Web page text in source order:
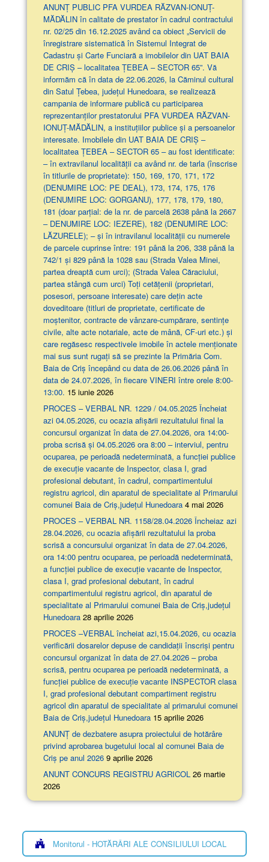
ANUNŢ PUBLIC PFA VURDEA RĂZVAN-IONUȚ-
MĂDĂLIN în calitate de prestator în cadrul contractului
nr. 02/25 din 16.12.2025 având ca obiect „Servicii de
înregistrare sistematică în Sistemul Integrat de
Cadastru și Carte Funciară a imobilelor din UAT BAIA
DE CRIȘ – localitatea ȚEBEA – SECTOR 65”. Vă
informăm că în data de 22.06.2026, la Căminul cultural
din Satul Țebea, județul Hunedoara, se realizează
campania de informare publică cu participarea
reprezentanților prestatorului PFA VURDEA RĂZVAN-
IONUȚ-MĂDĂLIN, a instituțiilor publice și a persoanelor
interesate. Imobilele din UAT BAIA DE CRIȘ –
localitatea ȚEBEA – SECTOR 65 – au fost identificate:
– în extravilanul localităţii ca având nr. de tarla (înscrise
în titlurile de proprietate): 150, 169, 170, 171, 172
(DENUMIRE LOC: PE DEAL), 173, 174, 175, 176
(DENUMIRE LOC: GORGANU), 177, 178, 179, 180,
181 (doar parţial: de la nr. de parcelă 2638 până la 2667
– DENUMIRE LOC: IEZERE), 182 (DENUMIRE LOC:
LĂZURELE); – și în intravilanul localității cu numerele
de parcele cuprinse între: 191 până la 206, 338 până la
742/1 și 829 până la 1028 sau (Strada Valea Minei,
partea dreaptă cum urci); (Strada Valea Căraciului,
partea stângă cum urci) Toți cetățenii (proprietari,
posesori, persoane interesate) care dețin acte
doveditoare (titluri de proprietate, certificate de
moștenitor, contracte de vânzare-cumpărare, sentințe
civile, alte acte notariale, acte de mână, CF-uri etc.) și
care regăsesc respectivele imobile în actele menționate
mai sus sunt rugați să se prezinte la Primăria Com.
Baia de Criș începând cu data de 26.06.2026 până în
data de 24.07.2026, în fiecare VINERI între orele 8:00-
13:00. 15 iunie 2026
PROCES – VERBAL NR. 1229 / 04.05.2025 Încheiat
azi 04.05.2026, cu ocazia afişării rezultatului final la
concursul organizat în data de 27.04.2026, ora 14:00-
proba scrisă şi 04.05.2026 ora 8:00 – interviul, pentru
ocuparea, pe perioadă nedeterminată, a funcției publice
de execuție vacante de Inspector, clasa I, grad
profesional debutant, în cadrul, compartimentului
registru agricol, din aparatul de specialitate al Primarului
comunei Baia de Criș,județul Hunedoara 4 mai 2026
PROCES – VERBAL NR. 1158/28.04.2026 Încheiaz azi
28.04.2026, cu ocazia afişării rezultatului la proba
scrisă a concursului organizat în data de 27.04.2026,
ora 14:00 pentru ocuparea, pe perioadă nedeterminată,
a funcției publice de execuție vacante de Inspector,
clasa I, grad profesional debutant, în cadrul
compartimentului registru agricol, din aparatul de
specialitate al Primarului comunei Baia de Criș,județul
Hunedoara 28 aprilie 2026
PROCES –VERBAL încheiat azi,15.04.2026, cu ocazia
verificării dosarelor depuse de candidații înscriși pentru
concursul organizat în data de 27.04.2026 – proba
scrisă, pentru ocuparea pe perioadă nedeterminată, a
funcției publice de execuție vacante INSPECTOR clasa
I, grad profesional debutant compartiment registru
agricol din aparatul de specialitate al primarului comunei
Baia de Criș,județul Hunedoara 15 aprilie 2026
ANUNȚ de dezbatere asupra proiectului de hotărâre
privind aprobarea bugetului local al comunei Baia de
Criș pe anul 2026 9 aprilie 2026
ANUNT CONCURS REGISTRU AGRICOL 26 martie
2026
Monitorul - HOTĂRÂRI ALE CONSILIULUI LOCAL